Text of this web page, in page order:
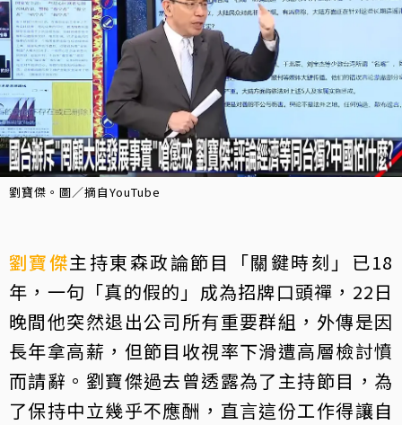
劉寶傑。圖／摘自YouTube
劉寶傑主持東森政論節目「關鍵時刻」已18
年，一句「真的假的」成為招牌口頭禪，22日
晚間他突然退出公司所有重要群組，外傳是因
長年拿高薪，但節目收視率下滑遭高層檢討憤
而請辭。劉寶傑過去曾透露為了主持節目，為
了保持中立幾乎不應酬，直言這份工作得讓自